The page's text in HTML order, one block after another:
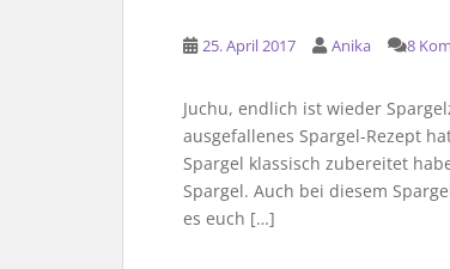
25. April 2017 Anika 8
Juchu, endlich ist wieder
ausgefallenes Spargel-Rezept
Spargel klassisch zubereitet
Spargel. Auch bei diesem
es euch […]